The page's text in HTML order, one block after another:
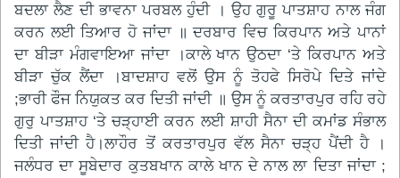
ਬਦਲਾ ਲੈਣ ਦੀ ਭਾਵਨਾ ਪਰਬਲ ਹੁੰਦੀ । ਉਹ ਗੁਰੂ ਪਾਤਸ਼ਾਹ ਨਾਲ ਜੰਗ
ਕਰਨ ਲਈ ਤਿਆਰ ਹੋ ਜਾਂਦਾ ॥ ਦਰਬਾਰ ਵਿਚ ਕਿਰਪਾਨ ਅਤੇ ਪਾਨਾਂ
ਦਾ ਬੀੜਾ ਮੰਗਵਾਇਆ ਜਾਂਦਾ ।ਕਾਲੇ ਖਾਨ ਉਠਦਾ ‘ਤੇ ਕਿਰਪਾਨ ਅਤੇ
ਬੀੜਾ ਚੁੱਕ ਲੈਂਦਾ ।ਬਾਦਸ਼ਾਹ ਵਲੋਂ ਉਸ ਨੂੰ ਤੋਹਫੇ ਸਿਰੋਪੇ ਦਿਤੇ ਜਾਂਦੇ
;ਭਾਰੀ ਫੌਜ ਨਿਯੁਕਤ ਕਰ ਦਿਤੀ ਜਾਂਦੀ ॥ ਉਸ ਨੂੰ ਕਰਤਾਰਪੁਰ ਰਹਿ ਰਹੇ
ਗੁਰੁ ਪਾਤਸ਼ਾਹ ‘ਤੇ ਚੜ੍ਹਾਈ ਕਰਨ ਲਈ ਸ਼ਾਹੀ ਸੈਨਾ ਦੀ ਕਮਾਂਡ ਸੰਭਾਲ
ਦਿਤੀ ਜਾਂਦੀ ਹੈ।ਲਾਹੌਰ ਤੋਂ ਕਰਤਾਰਪੁਰ ਵੱਲ ਸੈਨਾ ਚੜ੍ਹ ਪੈਂਦੀ ਹੈ ।
ਜਲੰਧਰ ਦਾ ਸੂਬੇਦਾਰ ਕੁਤਬਖਾਨ ਕਾਲੇ ਖਾਨ ਦੇ ਨਾਲ ਲਾ ਦਿਤਾ ਜਾਂਦਾ ;